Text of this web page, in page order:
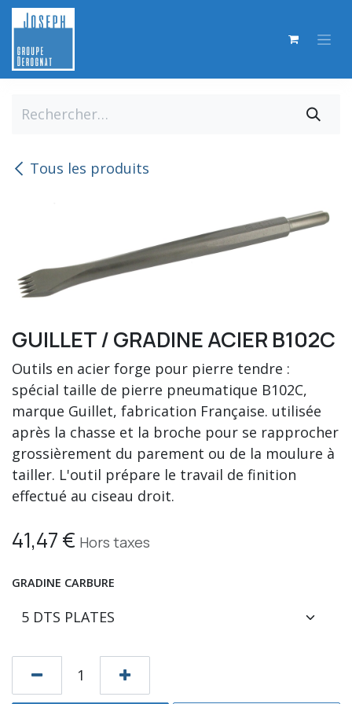
Se rendre au contenu
Tous les produits
GUILLET / GRADINE ACIER B102C
Outils en acier forge pour pierre tendre :
spécial taille de pierre pneumatique B102C,
marque Guillet, fabrication Française. utilisée
après la chasse et la broche pour se rapprocher
grossièrement du parement ou de la moulure à
tailler. L'outil prépare le travail de finition
effectué au ciseau droit.
41,47€ Hors taxes
GRADINE CARBURE